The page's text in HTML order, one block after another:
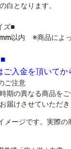
白となります。
ズ■
以内 ※商品によ
ご入金を頂いてか
ご注意
時期の異なる商品を
届けさせていただき
メージです。実際の